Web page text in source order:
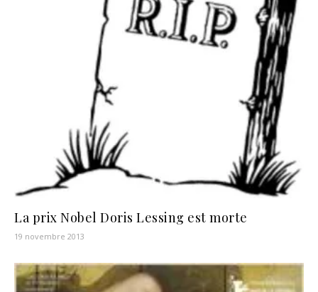
La prix Nobel Doris Lessing est morte
19 novembre 2013